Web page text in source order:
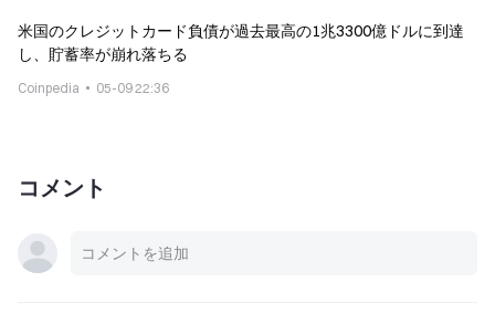
米国のクレジットカード負債が過去最高の1兆3300億ドルに到達
し、貯蓄率が崩れ落ちる
Coinpedia 05-09 22:36
コメント